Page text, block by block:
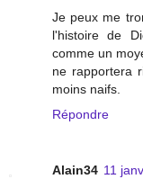
Je peux me
l'histoire de
comme un
ne rapportera
moins naifs.
Répondre
Alain34 11